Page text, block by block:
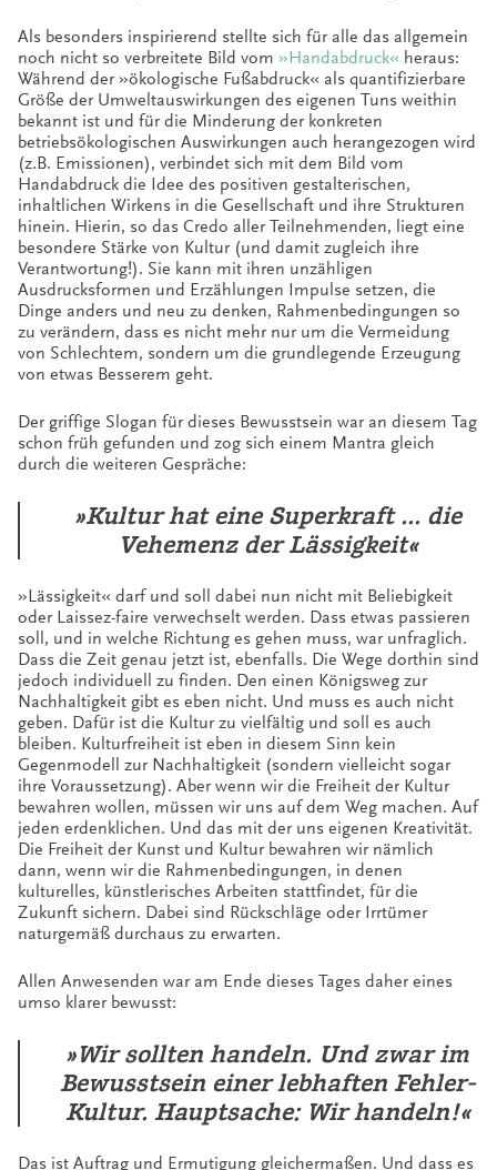
Als besonders inspirierend stellte sich für alle das allgemein
noch nicht so verbreitete Bild vom »Handabdruck« heraus:
Während der »ökologische Fußabdruck« als quantifizierbare
Größe der Umweltauswirkungen des eigenen Tuns weithin
bekannt ist und für die Minderung der konkreten
betriebsökologischen Auswirkungen auch herangezogen wird
(z.B. Emissionen), verbindet sich mit dem Bild vom
Handabdruck die Idee des positiven gestalterischen,
inhaltlichen Wirkens in die Gesellschaft und ihre Strukturen
hinein. Hierin, so das Credo aller Teilnehmenden, liegt eine
besondere Stärke von Kultur (und damit zugleich ihre
Verantwortung!). Sie kann mit ihren unzähligen
Ausdrucksformen und Erzählungen Impulse setzen, die
Dinge anders und neu zu denken, Rahmenbedingungen so
zu verändern, dass es nicht mehr nur um die Vermeidung
von Schlechtem, sondern um die grundlegende Erzeugung
von etwas Besserem geht.
Der griffige Slogan für dieses Bewusstsein war an diesem Tag
schon früh gefunden und zog sich einem Mantra gleich
durch die weiteren Gespräche:
»Kultur hat eine Superkraft … die
Vehemenz der Lässigkeit«
»Lässigkeit« darf und soll dabei nun nicht mit Beliebigkeit
oder Laissez-faire verwechselt werden. Dass etwas passieren
soll, und in welche Richtung es gehen muss, war unfraglich.
Dass die Zeit genau jetzt ist, ebenfalls. Die Wege dorthin sind
jedoch individuell zu finden. Den einen Königsweg zur
Nachhaltigkeit gibt es eben nicht. Und muss es auch nicht
geben. Dafür ist die Kultur zu vielfältig und soll es auch
bleiben. Kulturfreiheit ist eben in diesem Sinn kein
Gegenmodell zur Nachhaltigkeit (sondern vielleicht sogar
ihre Voraussetzung). Aber wenn wir die Freiheit der Kultur
bewahren wollen, müssen wir uns auf dem Weg machen. Auf
jeden erdenklichen. Und das mit der uns eigenen Kreativität.
Die Freiheit der Kunst und Kultur bewahren wir nämlich
dann, wenn wir die Rahmenbedingungen, in denen
kulturelles, künstlerisches Arbeiten stattfindet, für die
Zukunft sichern. Dabei sind Rückschläge oder Irrtümer
naturgemäß durchaus zu erwarten.
Allen Anwesenden war am Ende dieses Tages daher eines
umso klarer bewusst:
»Wir sollten handeln. Und zwar im
Bewusstsein einer lebhaften Fehler-
Kultur. Hauptsache: Wir handeln!«
Das ist Auftrag und Ermutigung gleichermaßen. Und dass es